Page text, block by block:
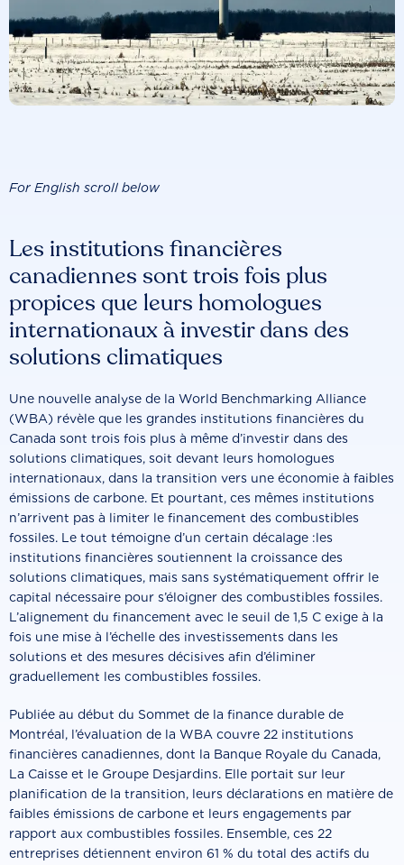
For English scroll below
Les institutions financières
canadiennes sont trois fois plus
propices que leurs homologues
internationaux à investir dans des
solutions climatiques
Une nouvelle analyse de la World Benchmarking Alliance
(WBA) révèle que les grandes institutions financières du
Canada sont trois fois plus à même d’investir dans des
solutions climatiques, soit devant leurs homologues
internationaux, dans la transition vers une économie à faibles
émissions de carbone. Et pourtant, ces mêmes institutions
n’arrivent pas à limiter le financement des combustibles
fossiles. Le tout témoigne d’un certain décalage :les
institutions financières soutiennent la croissance des
solutions climatiques, mais sans systématiquement offrir le
capital nécessaire pour s’éloigner des combustibles fossiles.
L’alignement du financement avec le seuil de 1,5 C exige à la
fois une mise à l’échelle des investissements dans les
solutions et des mesures décisives afin d’éliminer
graduellement les combustibles fossiles.
Publiée au début du Sommet de la finance durable de
Montréal, l’évaluation de la WBA couvre 22 institutions
financières canadiennes, dont la Banque Royale du Canada,
La Caisse et le Groupe Desjardins. Elle portait sur leur
planification de la transition, leurs déclarations en matière de
faibles émissions de carbone et leurs engagements par
rapport aux combustibles fossiles. Ensemble, ces 22
entreprises détiennent environ 61 % du total des actifs du